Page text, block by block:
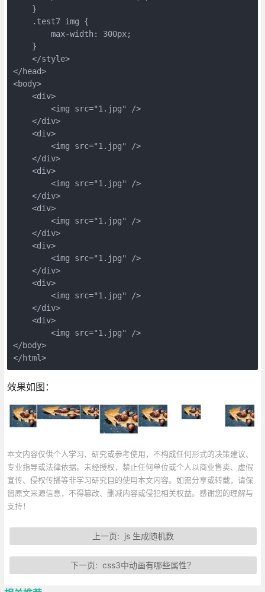
    }
    .test7 img {
        max-width: 300px;
    }
    </style>
</head>
<body>
    <div>
        <img src="1.jpg" />
    </div>
    <div>
        <img src="1.jpg" />
    </div>
    <div>
        <img src="1.jpg" />
    </div>
    <div>
        <img src="1.jpg" />
    </div>
    <div>
        <img src="1.jpg" />
    </div>
    <div>
        <img src="1.jpg" />
    </div>
    <div>
        <img src="1.jpg" />
</body>
</html>
效果如图：
本文内容仅供个人学习、研究或参考使用，不构成任何形式的决策建议、
专业指导或法律依据。未经授权，禁止任何单位或个人以商业售卖、虚假
宣传、侵权传播等非学习研究目的使用本文内容。如需分享或转载，请保
留原文来源信息，不得篡改、删减内容或侵犯相关权益。感谢您的理解与
支持！
上一页: js 生成随机数
下一页:css3中动画有哪些属性？